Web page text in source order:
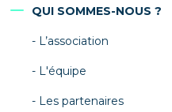
QUI SOMMES-NOUS ?
L’association
L'équipe
Les partenaires